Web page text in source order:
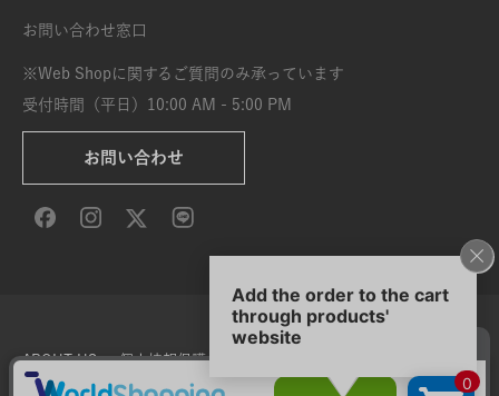
お問い合わせ窓口
※Web Shopに関するご質問のみ承っています
受付時間（平日）10:00 AM - 5:00 PM
お問い合わせ
ABOUT US 個人情報保護方針